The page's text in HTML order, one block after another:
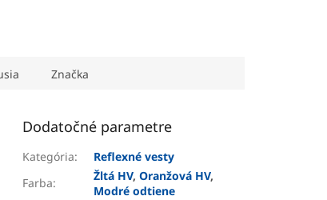
Značka
Dodatočné parametre
Kategória:
Reflexné vesty
Farba: Žltá HV,Oranžová HV,
Modré odtiene